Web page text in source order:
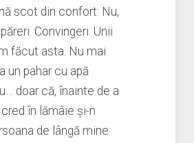
scot din confort: Nu,
Convingeri. Unii
făcut asta. Nu mai
un pahar cu apă
doar că, înainte de a
în lămâie și-n
de lângă mine